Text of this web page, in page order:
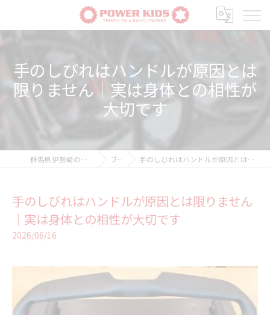
手のしびれはハンドルが原因とは
限りません｜実は身体との相性が
大切です
群馬県伊勢崎の自転車ならPOWER-KIDS ブログ 手のしびれはハンドルが原因とは限りません｜実は身体との相性が大切です
手のしびれはハンドルが原因とは限りません
｜実は身体との相性が大切です
2026/06/16